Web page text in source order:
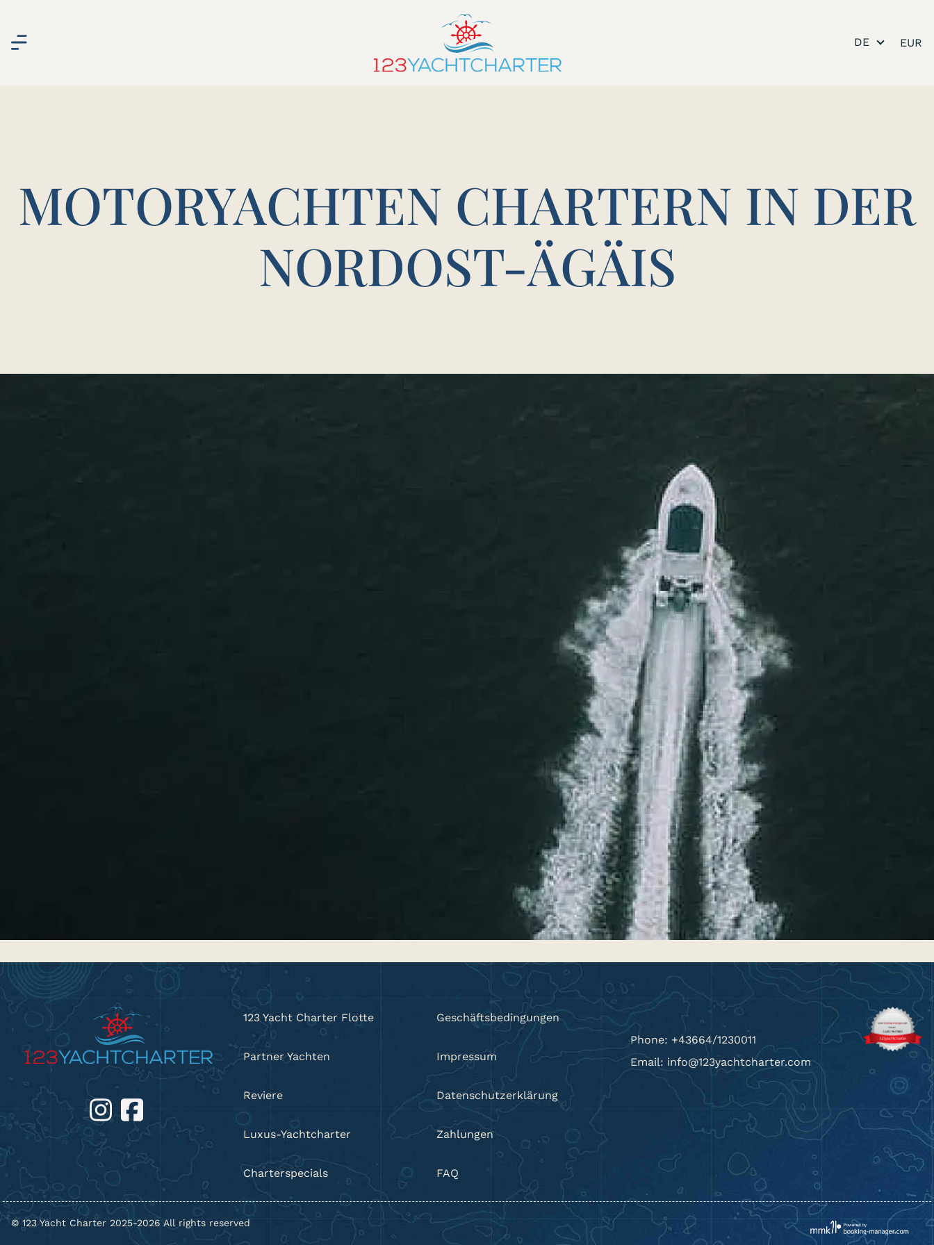
DE
MOTORYACHTEN CHARTERN IN DER
NORDOST-ÄGÄIS
123 Yacht Charter Flotte
Partner Yachten
Reviere
Luxus-Yachtcharter
Charterspecials
Geschäftsbedingungen
Impressum
Datenschutzerklärung
Zahlungen
FAQ
Phone: +43664/1230011
Email: info@123yachtcharter.com
© 123 Yacht Charter 2025-2026 All rights reserved